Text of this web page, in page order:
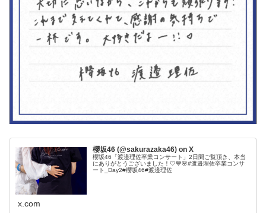
櫻坂46 (@sakurazaka46) on X
櫻坂46「渡邉理佐卒業コンサート」2日間ご覧頂き、本当
にありがとうございました！🤍💙🌸#渡邉理佐卒業コンサ
ート_Day2#櫻坂46#渡邉理佐
x.com